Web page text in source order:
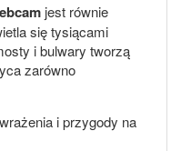
jest równie
się tysiącami
i bulwary tworzą
zarówno
i przygody na